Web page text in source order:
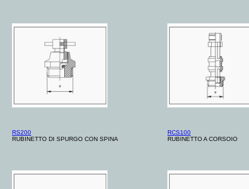
RS200
RUBINETTO DI SPURGO CON SPINA
RCS100
RUBINETTO A CORSOIO